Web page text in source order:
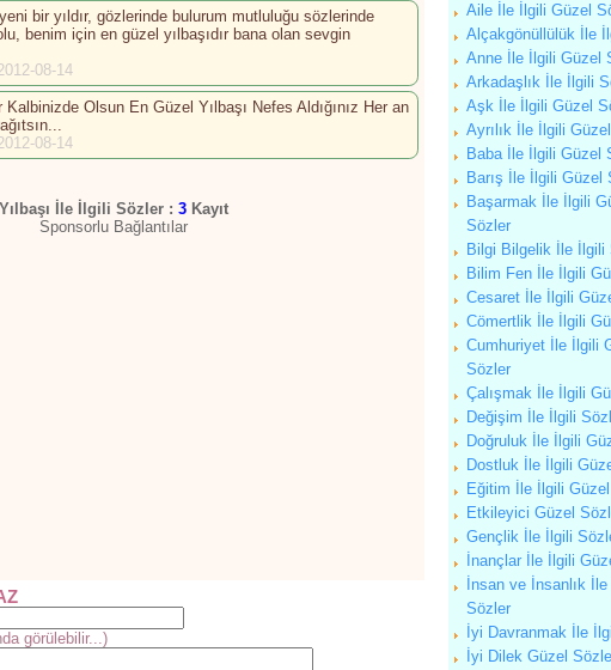
bir yıldır, gözlerinde bulurum mutluluğu sözlerinde
benim için en güzel yılbaşıdır bana olan sevgin
08-14
Olsun En Güzel Yılbaşı Nefes Aldığınız Her an
08-14
Yılbaşı İle İlgili Sözler : 3 Kayıt
Sponsorlu Bağlantılar
görülebilir...)
Aile İle İlgili Güzel
Alçakgönüllülük İle
Anne İle İlgili Güzel
Arkadaşlık İle İlgili
Aşk İle İlgili Güzel
Ayrılık İle İlgili
Baba İle İlgili Güzel
Barış İle İlgili Güzel
Başarmak İle İlgili
Sözler
Bilgi Bilgelik İle İlgili
Bilim Fen İle İlgili
Cesaret İle İlgili
Cömertlik İle İlgili
Cumhuriyet İle İlgili
Sözler
Çalışmak İle İlgili
Değişim İle İlgili
Doğruluk İle İlgili
Dostluk İle İlgili
Eğitim İle İlgili
Etkileyici Güzel
Gençlik İle İlgili
İnançlar İle İlgili
İnsan ve İnsanlık
Sözler
İyi Davranmak İle
İyi Dilek Güzel